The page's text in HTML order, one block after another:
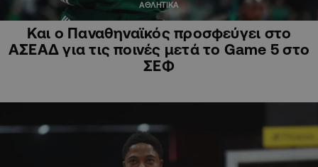
ΑΘΛΗΤΙΚΑ
Και ο Παναθηναϊκός προσφεύγει στο
ΑΣΕΑΔ για τις ποινές μετά το Game 5 στο
ΣΕΦ